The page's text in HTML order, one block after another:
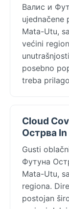
Валис и
ujednačene
Mata-Utu,
većini
posebno
treba
Cloud
Острва
Gusti
Футуна
Mata-Utu,
regiona.
postojan